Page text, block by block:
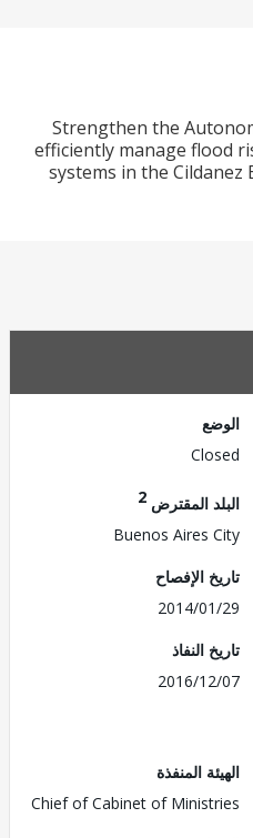
Strengthen the
efficiently manage
systems in the
المقترض
Buenos
2014/
المنفذة
Chief of Cabinet of